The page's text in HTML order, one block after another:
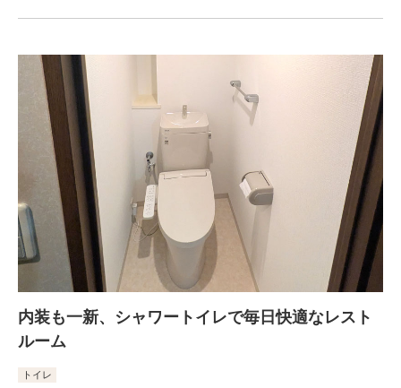
内装も一新、シャワートイレで毎日快適なレスト
ルーム
トイレ